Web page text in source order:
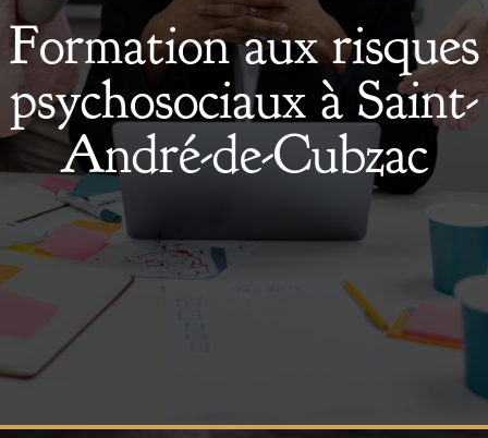
Formation aux risques
psychosociaux à Saint-
André-de-Cubzac